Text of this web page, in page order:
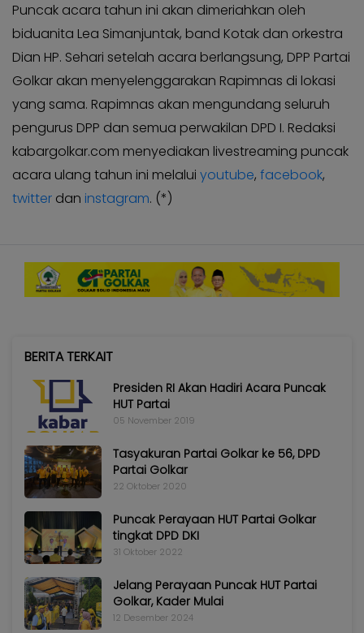
Puncak acara tahun ini akan dimeriahkan oleh
biduanita Lea Simanjuntak, band Kotak dan orkestra
Dian HP. Sehari setelah acara berlangsung, DPP Partai
Golkar akan menyelenggarakan Rapimnas di lokasi
yang sama. Rapimnas akan mengundang seluruh
pengurus DPP dan semua perwakilan DPD I. Redaksi
kabargolkar.com menyediakan livestreaming puncak
acara ulang tahun ini melalui youtube, facebook,
twitter dan instagram. (*)
BERITA TERKAIT
Presiden RI Akan Hadiri Acara Puncak
HUT Partai
05 November 2019
Tasyakuran Partai Golkar ke 56, DPD
Partai Golkar
22 Oktober 2020
Puncak Perayaan HUT Partai Golkar
tingkat DPD DKI
31 Oktober 2022
Jelang Perayaan Puncak HUT Partai
Golkar, Kader Mulai
12 Desember 2024